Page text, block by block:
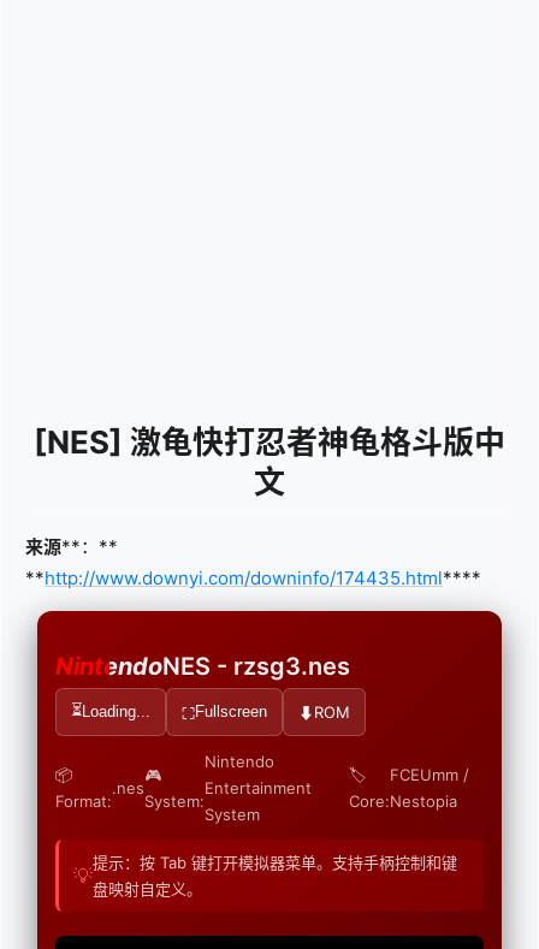
[NES] 激龟快打忍者神龟格斗版中
文
来源**：**
**http://www.downyi.com/downinfo/174435.html****
NintendoNES - rzsg3.nes
⏳ Loading... ⛶Fullscreen ⬇ROM
📦
Format:
.nes
🎮
System:
Nintendo
Entertainment
System
🏷️
Core:
FCEUmm /
Nestopia
💡
提示：按 Tab 键打开模拟器菜单。支持手柄控制和键
盘映射自定义。